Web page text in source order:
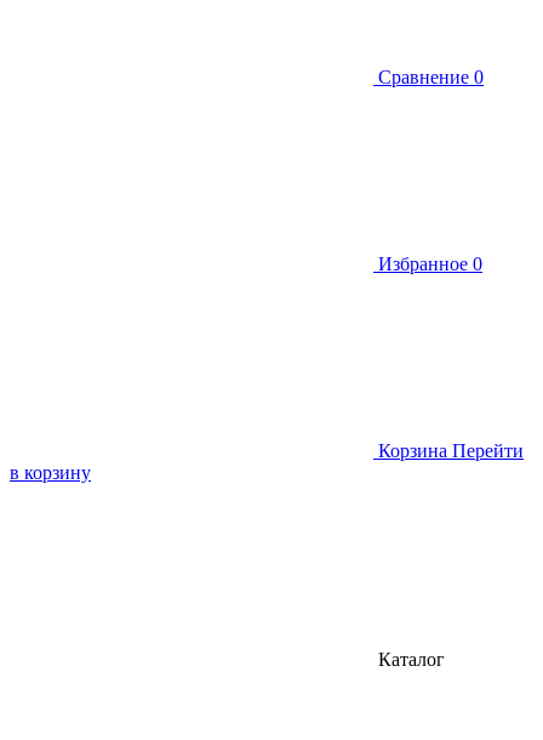
Сравнение 0
Избранное 0
Корзина Перейти
в корзину
Каталог